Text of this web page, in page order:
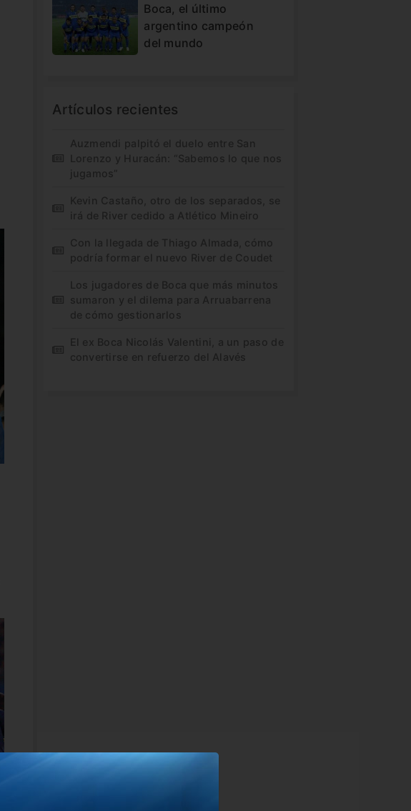
Boca, el último
argentino campeón
del mundo
Artículos recientes
Auzmendi palpitó el duelo entre San
Lorenzo y Huracán: “Sabemos lo que nos
jugamos”
Kevin Castaño, otro de los separados, se
irá de River cedido a Atlético Mineiro
Con la llegada de Thiago Almada, cómo
podría formar el nuevo River de Coudet
Los jugadores de Boca que más minutos
sumaron y el dilema para Arruabarrena
de cómo gestionarlos
El ex Boca Nicolás Valentini, a un paso de
convertirse en refuerzo del Alavés